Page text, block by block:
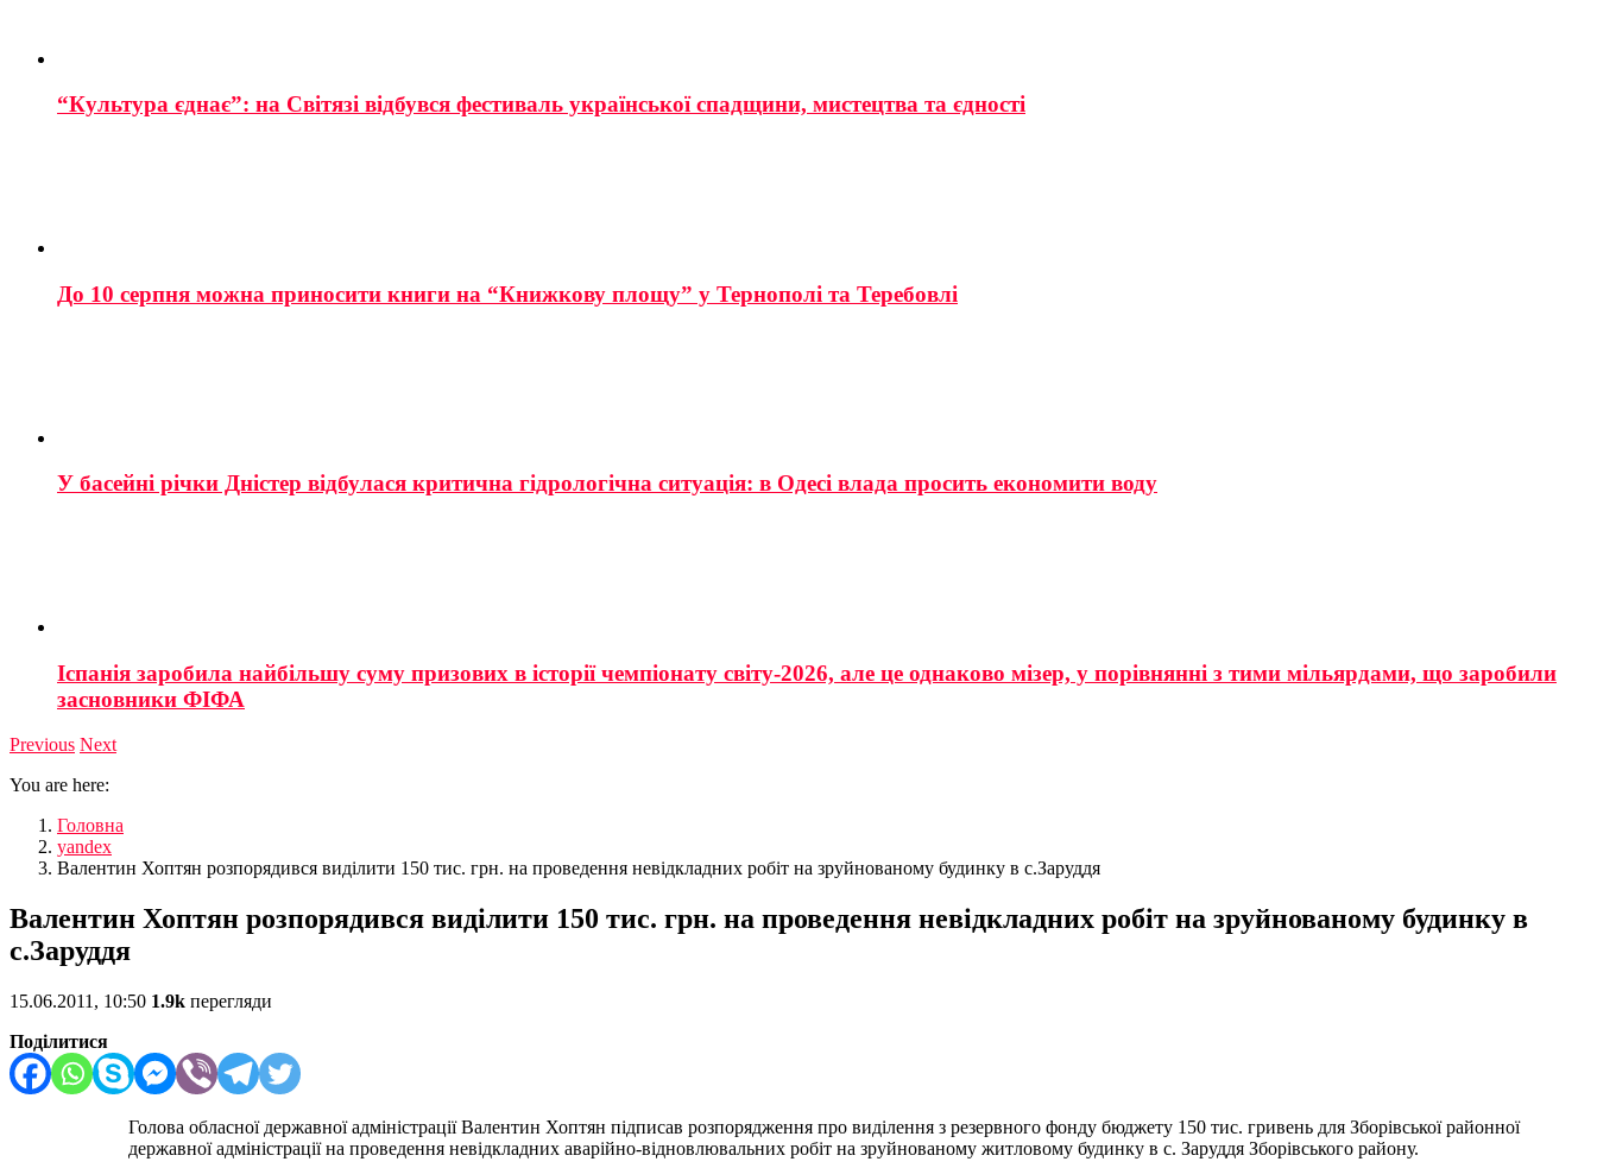
“Культура єднає”: на Світязі відбувся фестиваль української спадщини, мистецтва та єдності
До 10 серпня можна приносити книги на “Книжкову площу” у Тернополі та Теребовлі
У басейні річки Дністер відбулася критична гідрологічна ситуація: в Одесі влада просить економити воду
Іспанія заробила найбільшу суму призових в історії чемпіонату світу-2026, але це однаково мізер, у порівнянні з тими мільярдами, що заробили
засновники ФІФА
Previous Next
You are here:
Головна
yandex
Валентин Хоптян розпорядився виділити 150 тис. грн. на проведення невідкладних робіт на зруйнованому будинку в с.Заруддя
Валентин Хоптян розпорядився виділити 150 тис. грн. на проведення невідкладних робіт на зруйнованому будинку в
с.Заруддя
15.06.2011, 10:50 1.9k перегляди
Поділитися
Голова обласної державної адміністрації Валентин Хоптян підписав розпорядження про виділення з резервного фонду бюджету 150 тис. гривень для Зборівської районної
державної адміністрації на проведення невідкладних аварійно-відновлювальних робіт на зруйнованому житловому будинку в с. Заруддя Зборівського району.